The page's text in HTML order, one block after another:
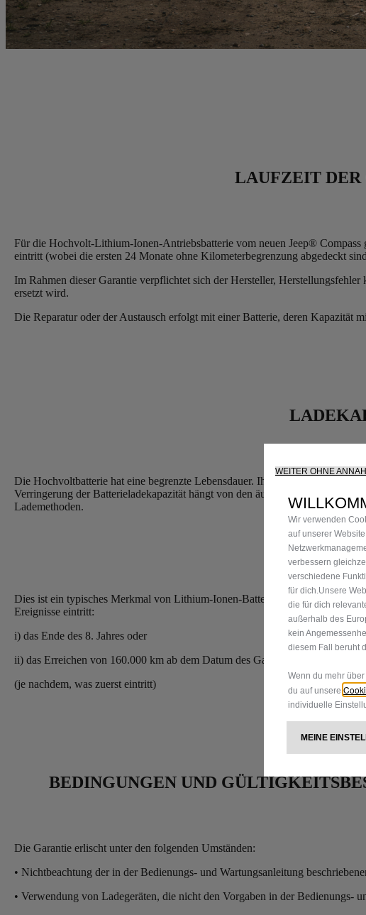
LAUFZEIT DER
Für die Hochvolt-Lithium-Ionen-Antriebsbatterie vom neuen Jeep® Compass
eintritt (wobei die ersten 24 Monate ohne Kilometerbegrenzung abgedeckt
Im Rahmen dieser Garantie verpflichtet sich der Hersteller,
ersetzt wird.
Die Reparatur oder der Austausch erfolgt mit einer Batterie, deren Kapazität
Die Hochvoltbatterie hat eine begrenzte Lebensdauer. Ihre
Verringerung der Batterieladekapazität hängt von den äußeren Bedingungen
Lademethoden.
Dies ist ein typisches Merkmal von Lithium-Ionen-Batterien und stellt keinen
Ereignisse eintritt:
i) das Ende des 8. Jahres oder
ii) das Erreichen von 160.000 km ab dem Datum des Garantiebeginns des
(je nachdem, was zuerst eintritt)
BEDINGUNGEN UND
Die Garantie erlischt unter den folgenden Umständen:
• Nichtbeachtung der in der Bedienungs- und Wartungsanleitung
• Verwendung von Ladegeräten, die nicht den Vorgaben in der Bedienungs-
WEITER OHNE
Wir verwenden
auf unserer
verbessern
verschiedene
für dich.Unsere
die für dich
außerhalb des
kein
diesem Fall beruht
Wenn du mehr
du auf unsere
individuelle
MEINE